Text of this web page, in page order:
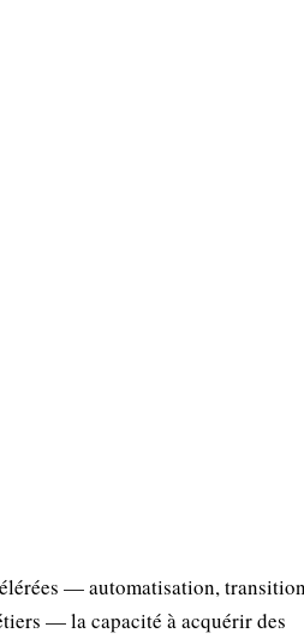
— automatisation,
— la capacité à acquérir des